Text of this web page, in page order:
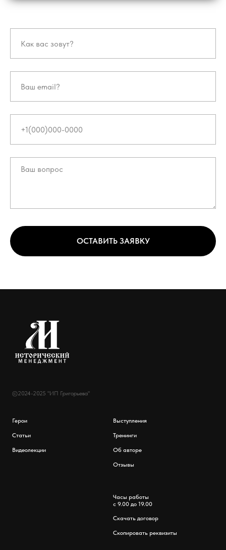
ОСТАВИТЬ ЗАЯВКУ
©2024-2025 "ИП Григорьева"
Герои
Статьи
Видеолекции
Выступления
Тренинги
Об авторе
Отзывы
Часы работы
с 9.00 до 19.00
Скачать договор
Скопировать реквизиты